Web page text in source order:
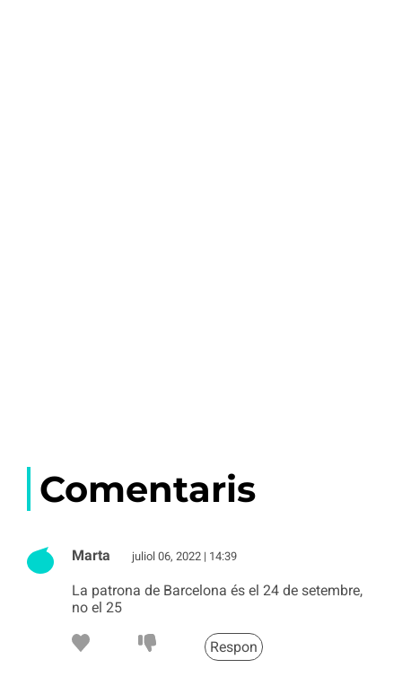
Comentaris
Marta juliol 06, 2022 | 14:39
La patrona de Barcelona és el 24 de setembre,
no el 25
Respon